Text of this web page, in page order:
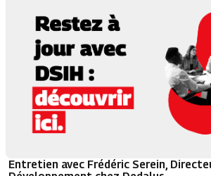
Entretien avec Frédéric Serein,